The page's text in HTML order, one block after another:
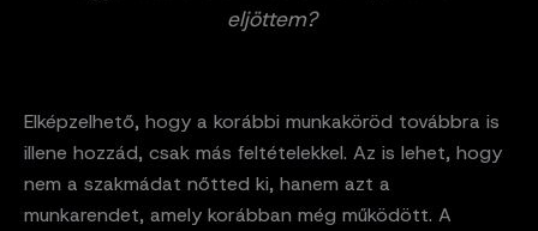
eljöttem?
Elképzelhető, hogy a korábbi munkaköröd továbbra is
illene hozzád, csak más feltételekkel. Az is lehet, hogy
nem a szakmádat nőtted ki, hanem azt a
munkarendet, amely korábban még működött. A